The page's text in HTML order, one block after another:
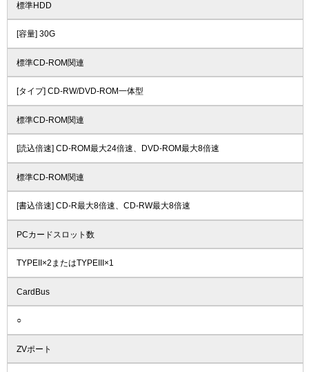
標準HDD
[容量] 30G
標準CD-ROM関連
[タイプ] CD-RW/DVD-ROM一体型
標準CD-ROM関連
[読込倍速] CD-ROM最大24倍速、DVD-ROM最大8倍速
標準CD-ROM関連
[書込倍速] CD-R最大8倍速、CD-RW最大8倍速
PCカードスロット数
TYPEII×2またはTYPEIII×1
CardBus
○
ZVポート